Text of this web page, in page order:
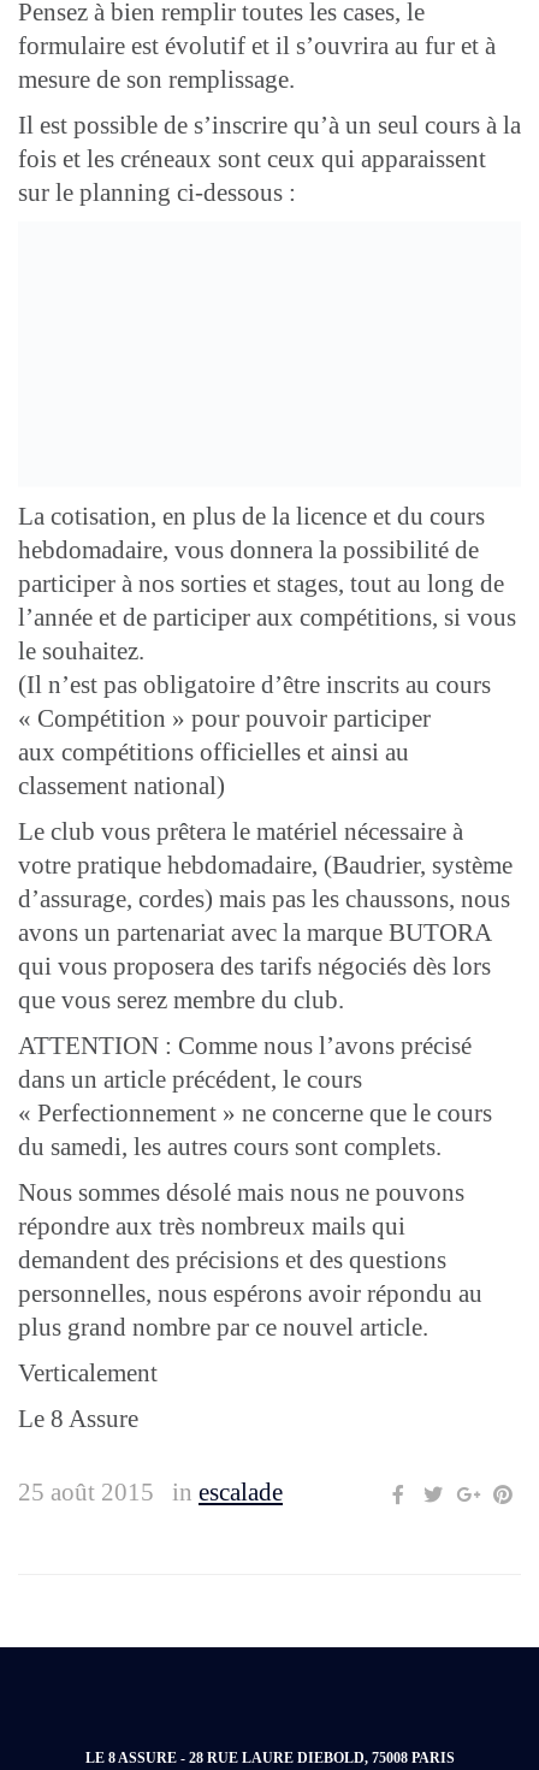
Pensez à bien remplir toutes les cases, le
formulaire est évolutif et il s’ouvrira au fur et à
mesure de son remplissage.
Il est possible de s’inscrire qu’à un seul cours à la
fois et les créneaux sont ceux qui apparaissent
sur le planning ci-dessous :
La cotisation, en plus de la licence et du cours
hebdomadaire, vous donnera la possibilité de
participer à nos sorties et stages, tout au long de
l’année et de participer aux compétitions, si vous
le souhaitez.
(Il n’est pas obligatoire d’être inscrits au cours
« Compétition » pour pouvoir participer
aux compétitions officielles et ainsi au
classement national)
Le club vous prêtera le matériel nécessaire à
votre pratique hebdomadaire, (Baudrier, système
d’assurage, cordes) mais pas les chaussons, nous
avons un partenariat avec la marque BUTORA
qui vous proposera des tarifs négociés dès lors
que vous serez membre du club.
ATTENTION : Comme nous l’avons précisé
dans un article précédent, le cours
« Perfectionnement » ne concerne que le cours
du samedi, les autres cours sont complets.
Nous sommes désolé mais nous ne pouvons
répondre aux très nombreux mails qui
demandent des précisions et des questions
personnelles, nous espérons avoir répondu au
plus grand nombre par ce nouvel article.
Verticalement
Le 8 Assure
25 août 2015 in escalade
LE 8 ASSURE - 28 RUE LAURE DIEBOLD, 75008 PARIS